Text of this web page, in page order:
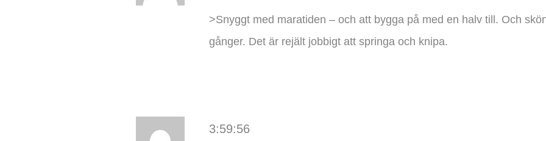
>Snyggt med maratiden – och att bygga på med en halv till. Och
gånger. Det är rejält jobbigt att springa och knipa.
3:59:56